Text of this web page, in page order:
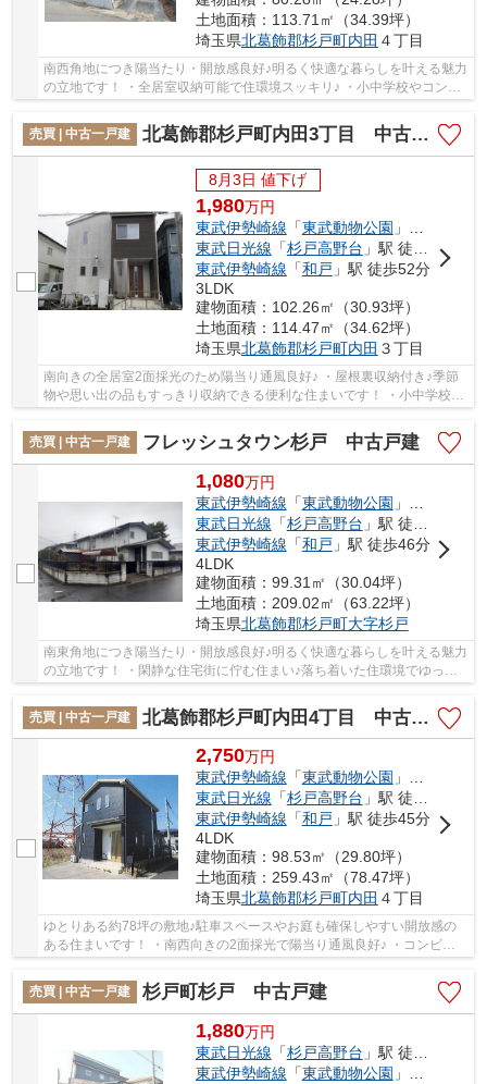
土地面積：113.71㎡（34.39坪）
埼玉県北葛飾郡杉戸町内田 ４丁目
南西角地につき陽当たり・開放感良好♪明るく快適な暮らしを叶える魅力
の立地です！ ・全居室収納可能で住環境スッキリ♪ ・小中学校やコンビ
売買 | 中古一戸建
北葛飾郡杉戸町内田3丁目 中古戸建
8月3日 値下げ
1,980万円
東武伊勢崎線 「東武動物公園 」駅 徒歩18分
東武日光線 「杉戸高野台 」駅 徒歩37分
東武伊勢崎線 「和戸 」駅 徒歩52分
3LDK
建物面積：102.26㎡（30.93坪）
土地面積：114.47㎡（34.62坪）
埼玉県北葛飾郡杉戸町内田 ３丁目
南向きの全居室2面採光のため陽当り通風良好♪ ・屋根裏収納付き♪季節
物や思い出の品もすっきり収納できる便利な住まいです！ ・小中学校や
コンビニ、スーパーなどが徒歩圏内で生活便...
売買 | 中古一戸建
フレッシュタウン杉戸 中古戸建
1,080万円
東武伊勢崎線 「東武動物公園 」駅 徒歩25分
東武日光線 「杉戸高野台 」駅 徒歩27分
東武伊勢崎線 「和戸 」駅 徒歩46分
4LDK
建物面積：99.31㎡（30.04坪）
土地面積：209.02㎡（63.22坪）
埼玉県北葛飾郡杉戸町大字杉戸
南東角地につき陽当たり・開放感良好♪明るく快適な暮らしを叶える魅力
の立地です！ ・閑静な住宅街に佇む住まい♪落ち着いた住環境でゆった
りとした暮らしを実現します！ ・小中学校や...
売買 | 中古一戸建
北葛飾郡杉戸町内田4丁目 中古戸建
2,750万円
東武伊勢崎線 「東武動物公園 」駅 徒歩22分
東武日光線 「杉戸高野台 」駅 徒歩31分
東武伊勢崎線 「和戸 」駅 徒歩45分
4LDK
建物面積：98.53㎡（29.80坪）
土地面積：259.43㎡（78.47坪）
埼玉県北葛飾郡杉戸町内田 ４丁目
ゆとりある約78坪の敷地♪駐車スペースやお庭も確保しやすい開放感の
ある住まいです！ ・南西向きの2面採光で陽当り通風良好♪ ・コンビニ
売買 | 中古一戸建
杉戸町杉戸 中古戸建
1,880万円
東武日光線 「杉戸高野台 」駅 徒歩25分
東武伊勢崎線 「東武動物公園 」駅 徒歩31分